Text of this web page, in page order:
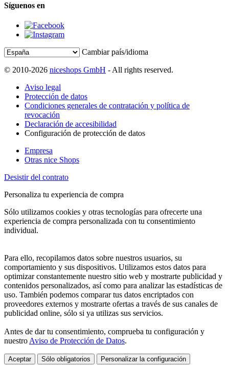
Síguenos en
Cambiar país/idioma
© 2010-2026 niceshops GmbH - All rights reserved.
Aviso legal
Protección de datos
Condiciones generales de contratación y política de
revocación
Declaración de accesibilidad
Configuración de protección de datos
Empresa
Otras nice Shops
Desistir del contrato
Personaliza tu experiencia de compra
Sólo utilizamos cookies y otras tecnologías para ofrecerte una
experiencia de compra personalizada con tu consentimiento
individual.
Para ello, recopilamos datos sobre nuestros usuarios, su
comportamiento y sus dispositivos. Utilizamos estos datos para
optimizar constantemente nuestro sitio web y mostrarte publicidad y
contenidos personalizados, así como para analizar las estadísticas de
uso. También podemos comparar tus datos encriptados con
proveedores externos y mostrarte ofertas a través de sus canales de
publicidad online, sólo si ya utilizas sus servicios.
Antes de dar tu consentimiento, comprueba tu configuración y
nuestro Aviso de Protección de Datos.
Aceptar Sólo obligatorios Personalizar la configuración